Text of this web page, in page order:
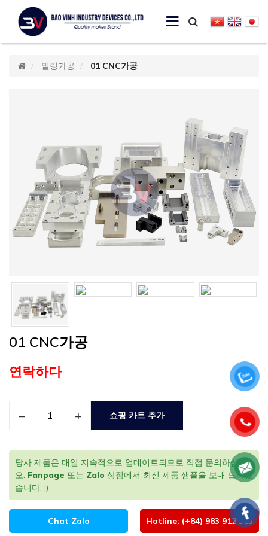
밀링가공 01 CNC가공
01 CNC가공
연락하다
– + 쇼핑 카트 추가
당사 제품은 매일 지속적으로 업데이트되므로 직접 문의하십시
오. Fanpage 또는 Zalo 상점에서 최신 제품 샘플을 보내 드리겠
습니다. :)
Chat Zalo Hotline: (+84) 983 912 383